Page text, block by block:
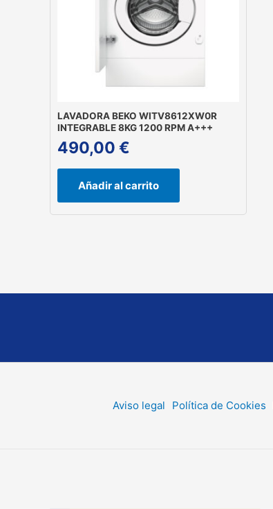
LAVADORA BEKO WITV8612XW0R
INTEGRABLE 8KG 1200 RPM A+++
490,00 €
Añadir al carrito
Aviso legal Política de Cookies